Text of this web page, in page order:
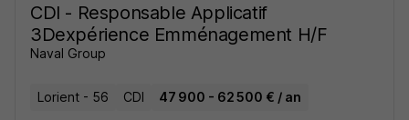
CDI - Responsable Applicatif
3Dexpérience Emménagement H/F
Naval Group
Lorient - 56 CDI 47 900 - 62 500 € / an